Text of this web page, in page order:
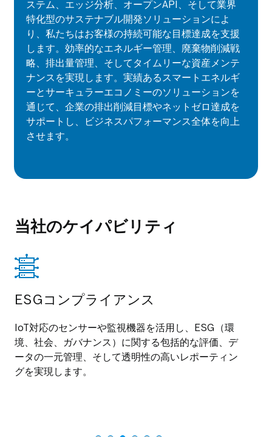
ステム、エッジ分析、オープンAPI、そして業界
特化型のサステナブル開発ソリューションによ
り、私たちはお客様の持続可能な目標達成を支援
します。効率的なエネルギー管理、廃棄物削減戦
略、排出量管理、そしてタイムリーな資産メンテ
ナンスを実現します。実績あるスマートエネルギ
ーとサーキュラーエコノミーのソリューションを
通じて、企業の排出削減目標やネットゼロ達成を
サポートし、ビジネスパフォーマンス全体を向上
させます。
当社のケイパビリティ
ESGコンプライアンス
IoT対応のセンサーや監視機器を活用し、ESG（環
境、社会、ガバナンス）に関する包括的な評価、デ
ータの一元管理、そして透明性の高いレポーティン
グを実現します。